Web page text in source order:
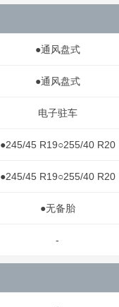
●通风盘式
●通风盘式
电子驻车
●245/45 R19○255/40 R20
●245/45 R19○255/40 R20
●无备胎
-